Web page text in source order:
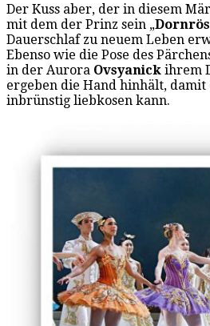
Der Kuss aber, der in diesem
mit dem der Prinz sein „
Dauerschlaf zu neuem Leben
Ebenso wie die Pose des
in der Aurora Ovsyanick ihrem
ergeben die Hand hinhält,
inbrünstig liebkosen kann.